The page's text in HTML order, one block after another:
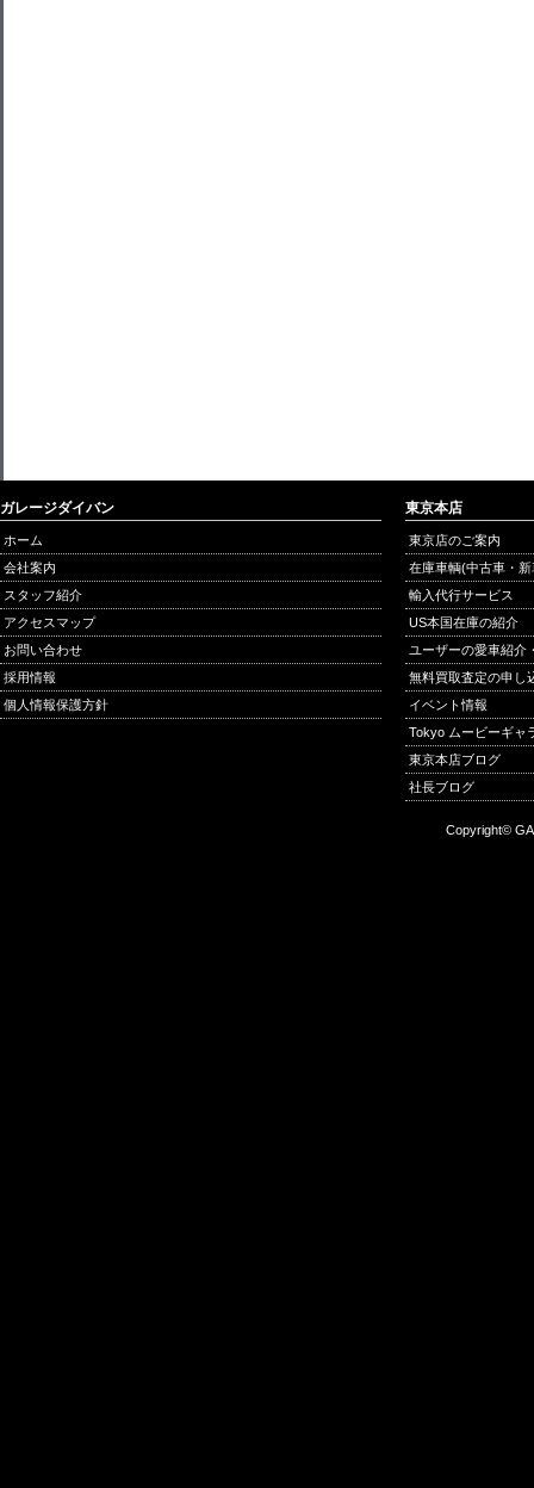
ガレージダイバン
ホーム
会社案内
スタッフ紹介
アクセスマップ
お問い合わせ
採用情報
個人情報保護方針
東京本店
東京店のご案内
在庫車輌(中古車・
輸入代行サービス
US本国在庫の紹介
ユーザーの愛車紹介
無料買取査定の申し
イベント情報
Tokyo ムービーギャ
東京本店ブログ
社長ブログ
Copyright©